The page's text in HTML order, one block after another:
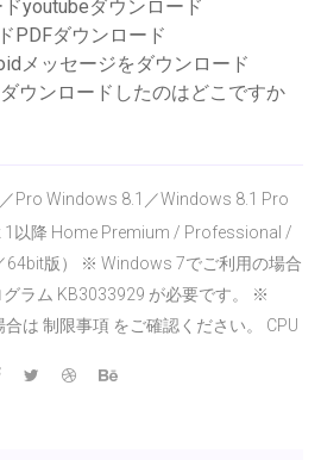
youtubeダウンロード
PDFダウンロード
メッセージをダウンロード
ウンロードしたのはどこですか
Pro Windows 8.1／Windows 8.1 Pro
1以降 Home Premium / Professional /
64bit版） ※ Windows 7でご利用の場合
ラム KB3033929 が必要です。 ※
は 制限事項 をご確認ください。 CPU